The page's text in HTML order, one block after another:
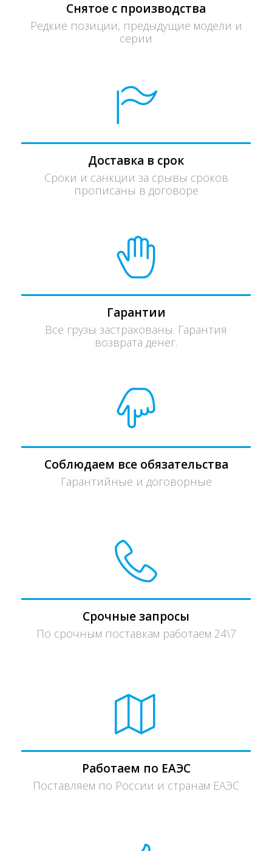
Снятое с производства
Редкие позиции, предыдущие модели и
серии
Доставка в срок
Сроки и санкции за срывы сроков
прописаны в договоре
Гарантии
Все грузы застрахованы. Гарантия
возврата денег.
Соблюдаем все обязательства
Гарантийные и договорные
Срочные запросы
По срочным поставкам работаем 24\7
Работаем по ЕАЭС
Поставляем по России и странам ЕАЭС